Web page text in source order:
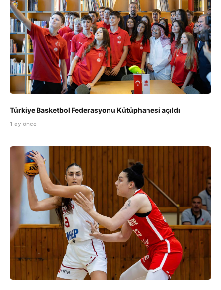
Türkiye Basketbol Federasyonu Kütüphanesi açıldı
1 ay önce